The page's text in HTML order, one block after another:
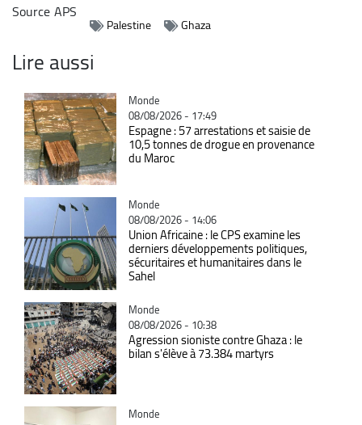
SourceAPS
Palestine Ghaza
Lire aussi
Catégorie
Monde
08/08/2026 - 17:49
Espagne : 57 arrestations et saisie de
10,5 tonnes de drogue en provenance
du Maroc
Catégorie
Monde
08/08/2026 - 14:06
Union Africaine : le CPS examine les
derniers développements politiques,
sécuritaires et humanitaires dans le
Sahel
Catégorie
Monde
08/08/2026 - 10:38
Agression sioniste contre Ghaza : le
bilan s'élève à 73.384 martyrs
Catégorie
Monde